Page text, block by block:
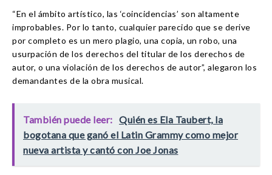
“En el ámbito artístico, las ‘coincidencias’ son altamente
improbables. Por lo tanto, cualquier parecido que se derive
por completo es un mero plagio, una copia, un robo, una
usurpación de los derechos del titular de los derechos de
autor, o una violación de los derechos de autor”, alegaron los
demandantes de la obra musical.
También puede leer: Quién es Ela Taubert, la
bogotana que ganó el Latin Grammy como mejor
nueva artista y cantó con Joe Jonas